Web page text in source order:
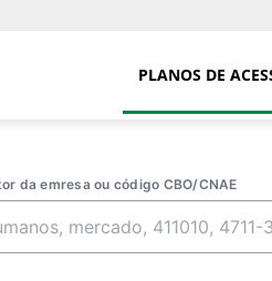
PLANOS DE
da emresa ou código CBO/CNAE